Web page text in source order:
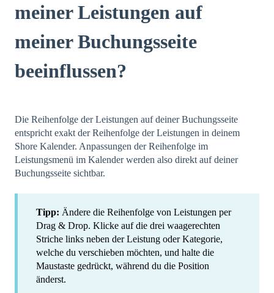
meiner Leistungen auf
meiner Buchungsseite
beeinflussen?
Die Reihenfolge der Leistungen auf deiner Buchungsseite
entspricht exakt der Reihenfolge der Leistungen in deinem
Shore Kalender. Anpassungen der Reihenfolge im
Leistungsmenü im Kalender werden also direkt auf deiner
Buchungsseite sichtbar.
Tipp: Ändere die Reihenfolge von Leistungen per
Drag & Drop. Klicke auf die drei waagerechten
Striche links neben der Leistung oder Kategorie,
welche du verschieben möchten, und halte die
Maustaste gedrückt, während du die Position
änderst.